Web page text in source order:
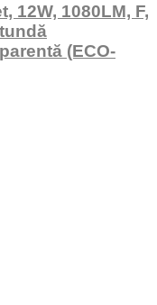
12W, 1080LM, F,
(ECO-